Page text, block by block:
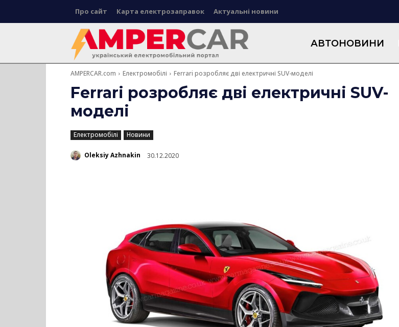
Про сайт Карта електрозаправок Актуальні новини
АВТОНОВИНИ
AMPERCAR.com Електромобілі Ferrari розробляє дві електричні SUV-моделі
Ferrari розробляє дві електричні SUV-
моделі
Електромобілі Новини
Oleksiy Azhnakin 30.12.2020